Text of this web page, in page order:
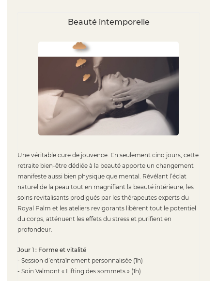
Beauté intemporelle
Une véritable cure de jouvence. En seulement cinq jours, cette
retraite bien-être dédiée à la beauté apporte un changement
manifeste aussi bien physique que mental. Révélant l’éclat
naturel de la peau tout en magnifiant la beauté intérieure, les
soins revitalisants prodigués par les thérapeutes experts du
Royal Palm et les ateliers revigorants libèrent tout le potentiel
du corps, atténuent les effets du stress et purifient en
profondeur.
Jour 1 : Forme et vitalité
- Session d’entraînement personnalisée (1h)
- Soin Valmont « Lifting des sommets » (1h)